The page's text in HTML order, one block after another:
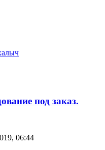
под заказ.
06:44